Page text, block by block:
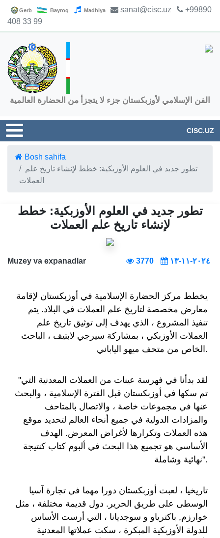
Gerb Bayroq Madhiya sanat@cisc.uz
+99890
408 33 99
الفن الإسلامي لأوزبكستان جزء لا يتجزأ من الحضارة العالمية
CISC.UZ
Bosh sahifa
تطور جديد في العلوم الأوزبكية: خطط لإنشاء تاريخ علم
العملات
تطور جديد في العلوم الأوزبكية: خطط
لإنشاء تاريخ علم العملات
Muzey va expanadlar 3770 ٢٠٢٤-١١-١٣
يخطط مركز الحضارة الإسلامية في أوزبكستان لإقامة
معارض مخصصة لتاريخ علم العملات في البلاد. يتم
تنفيذ المشروع ، الذي يهدف إلى توثيق تاريخ علم
العملات الأوزبكي ، بمشاركة سيرجي لابتيف ، الباحث
الخاص من متحف ميهو الياباني.
"لقد بدأنا في فهرسة عينات من العملات المعدنية التي
تم سكها في أوزبكستان قبل الفترة الإسلامية ، والبحث
عنها في مجموعات خاصة ، والاتصال بالمتاحف
والمزادات الدولية في جميع أنحاء العالم لتحديد موقع
هذه العملات وتكرارها لأغراض المعرض. الهدف
الأساسي هو تجميع هذا البحث في ألبوم كتاب كنتيجة
نهائية وشاملة".
تاريخيا ، لعبت أوزبكستان دورا مهما في تجارة آسيا
الوسطى على طريق الحرير. دول قديمة مختلفة ، مثل
خوارزم, باكترياو و سوجديانا ، التي أرست الأساس
للدولة الأوزبكية المبكرة ، سكت عملاتها المعدنية